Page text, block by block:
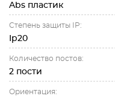
Abs пластик
Степень защиты IP:
Ip20
Количество постов:
2 пости
Ориентация: